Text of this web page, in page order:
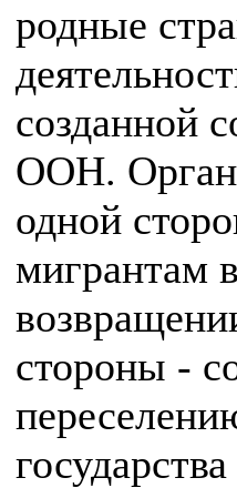
родные
созданной
ООН.
одной
мигрантам
стороны -